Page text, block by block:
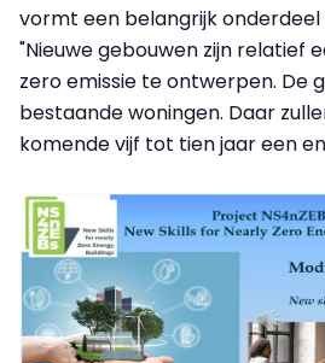
vormt een belangrijk onderdeel
"Nieuwe gebouwen zijn relatief
zero emissie te ontwerpen. De
bestaande woningen. Daar
komende vijf tot tien jaar een